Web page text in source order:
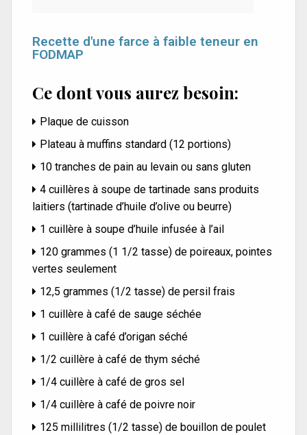
Recette d'une farce à faible teneur en
FODMAP
Ce dont vous aurez besoin:
Plaque de cuisson
Plateau à muffins standard (12 portions)
10 tranches de pain au levain ou sans gluten
4 cuillères à soupe de tartinade sans produits
laitiers (tartinade d’huile d’olive ou beurre)
1 cuillère à soupe d’huile infusée à l’ail
120 grammes (1 1/2 tasse) de poireaux, pointes
vertes seulement
12,5 grammes (1/2 tasse) de persil frais
1 cuillère à café de sauge séchée
1 cuillère à café d’origan séché
1/2 cuillère à café de thym séché
1/4 cuillère à café de gros sel
1/4 cuillère à café de poivre noir
125 millilitres (1/2 tasse) de bouillon de poulet